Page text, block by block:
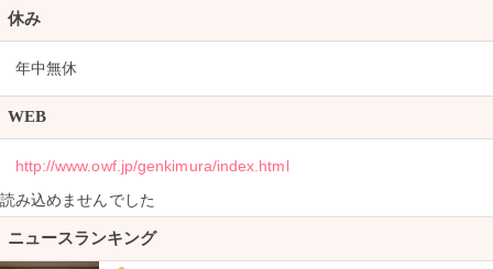
休み
年中無休
WEB
http://www.owf.jp/genkimura/index.html
読み込めませんでした
ニュースランキング